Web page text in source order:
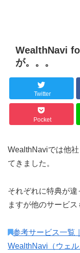
WealthNavi
が。。。
Twitter
Pocket
WealthNaviでは他
てきました。
それぞれに特典が
ますが他のサービス
参考サービス一覧
WealthNavi（ウェル